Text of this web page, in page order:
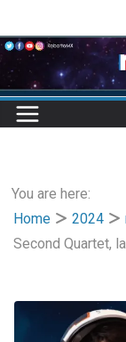
to
content
You are here:
Home
2024
Second Quartet,